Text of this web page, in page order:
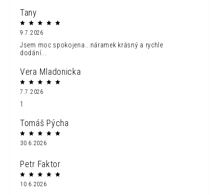
Tany
9.7.2026
Jsem moc spokojena...náramek krásný a rychle
dodání...
Vera Mladonicka
7.7.2026
1
Tomáš Pýcha
30.6.2026
Petr Faktor
10.6.2026